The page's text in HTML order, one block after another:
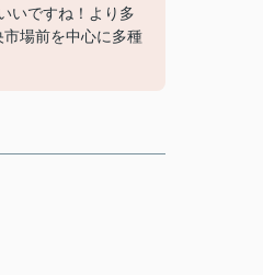
いですね！より多
場前を中心に多種